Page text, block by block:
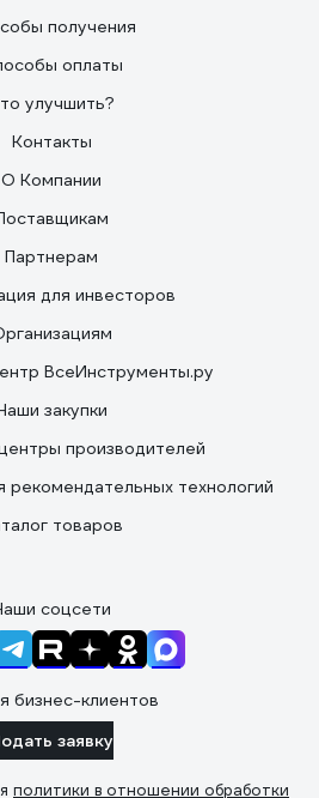
получения
оплаты
улучшить?
Контакты
О Компании
Партнерам
для инвесторов
ВсеИнструменты.ру
закупки
производителей
рекомендательных технологий
товаров
соцсети
бизнес-клиентов
заявку
политики в отношении обработки